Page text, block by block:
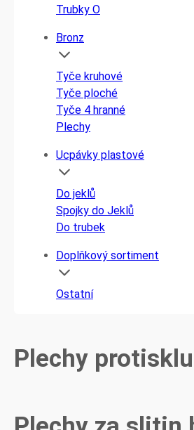
Trubky O
Bronz
Tyče kruhové
Tyče ploché
Tyče 4 hranné
Plechy
Ucpávky plastové
Do jeklů
Spojky do Jeklů
Do trubek
Doplňkový sortiment
Ostatní
Plechy